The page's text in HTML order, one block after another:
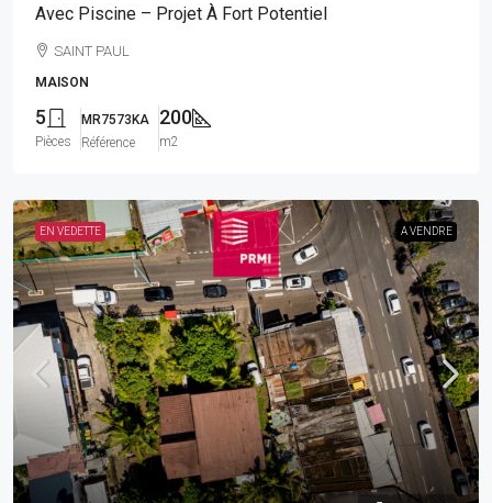
Avec Piscine – Projet À Fort Potentiel
SAINT PAUL
MAISON
5
Pièces
MR7573KA
Référence
200
m2
EN VEDETTE A VENDRE